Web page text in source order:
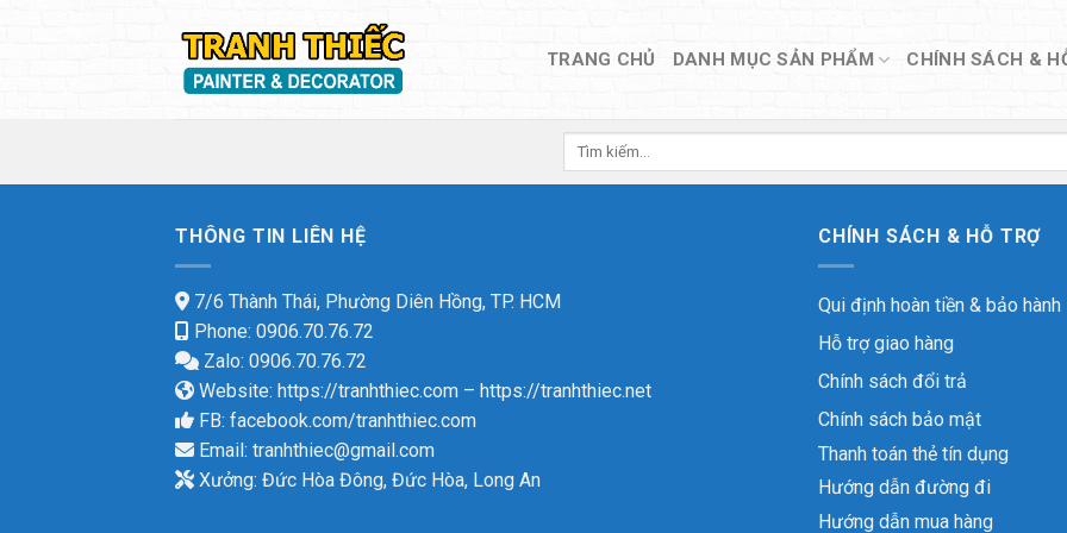
TRANG CHỦ DANH MỤC SẢN PHẨM CHÍNH SÁCH &
Tìm
THÔNG TIN LIÊN HỆ
7/6 Thành Thái, Phường Diên Hồng, TP. HCM
Phone: 0906.70.76.72
Zalo: 0906.70.76.72
Website: https://tranhthiec.com – https://tranhthiec.net
FB: facebook.com/tranhthiec.com
Email: tranhthiec@gmail.com
Xưởng: Đức Hòa Đông, Đức Hòa, Long An
CHÍNH SÁCH & HỖ TRỢ
Qui định hoàn tiền & bảo hành
Hỗ trợ giao hàng
Chính sách đổi trả
Chính sách bảo mật
Thanh toán thẻ tín dụng
Hướng dẫn đường đi
Hướng dẫn mua hàng